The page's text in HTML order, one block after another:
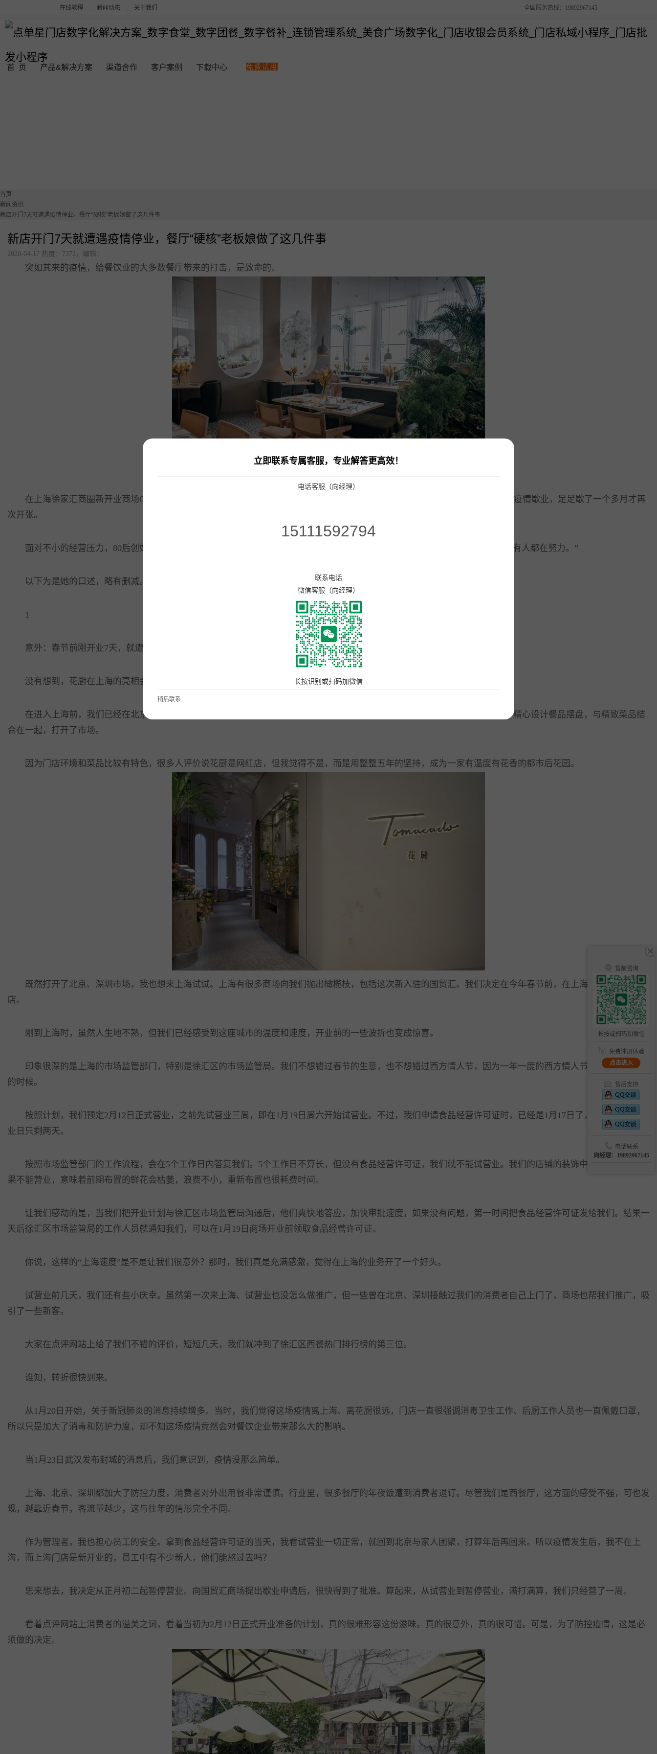
在线教程 新闻动态 关于我们 全国服务热线：19892967145
首 页 产品&解决方案
餐饮门店收银管理系统
更多解决方案
连锁品牌数字化平台解决
智慧城管执法静态停车管
待办通——会议360度通知
门店收银机 10.1寸高清屏点单平板 打印机 扫码枪 58小票打印纸 服务市场 更多产品
开店咨询：19892967145 商家服务：19892967145
渠道合作 客户案例 下载中心 免费试用
首页
新闻资讯
新店开门7天就遭遇疫情停业，餐厅“硬核”老板娘做了这几件事
新店开门7天就遭遇疫情停业，餐厅“硬核”老板娘做了这几件事
2020-04-17 热度：7372，编辑：
突如其来的疫情，给餐饮业的大多数餐厅带来的打击，是致命的。
在上海徐家汇商圈新开业商场One ITC国贸汇里，有这样一家餐饮店，春节前刚刚拿到食品经营许可证，试营业不过一周，就因疫情歇业，足足歇了一个多月才再
次开张。
面对不小的经营压力，80后创始人孔婕分享了她这些天的感悟：“有意外，有感动。虽然不知道未来什么样，但我一直知道，所有人都在努力。”
以下为是她的口述，略有删减。
1
意外：春节前刚开业7天，就遭遇疫情停业
没有想到，花厨在上海的亮相会是这种形式。这么说，是因为来上海后，惊喜和意外夹杂在一起。
在进入上海前，我们已经在北京、深圳开了5家连锁店。自从2015年在北京起步，我们主攻创意西式料理，运用大量花艺布置，精心设计餐品摆盘，与精致菜品结
合在一起，打开了市场。
因为门店环境和菜品比较有特色，很多人评价说花厨是网红店，但我觉得不是，而是用整整五年的坚持，成为一家有温度有花香的都市后花园。
既然打开了北京、深圳市场，我也想来上海试试。上海有很多商场向我们抛出橄榄枝，包括这次新入驻的国贸汇。我们决定在今年春节前，在上海开出第一家门
店。
刚到上海时，虽然人生地不熟，但我们已经感受到这座城市的温度和速度，开业前的一些波折也变成惊喜。
印象很深的是上海的市场监管部门，特别是徐汇区的市场监管局。我们不想错过春节的生意，也不想错过西方情人节，因为一年一度的西方情人节是我们生意最好
的时候。
按照计划，我们预定2月12日正式营业，之前先试营业三周，即在1月19日周六开始试营业。不过，我们申请食品经营许可证时，已经是1月17日了，离预定的试营
业日只剩两天。
按照市场监管部门的工作流程，会在5个工作日内答复我们。5个工作日不算长，但没有食品经营许可证，我们就不能试营业。我们的店铺的装饰中有很多鲜花，如
果不能营业，意味着前期布置的鲜花会枯萎，浪费不小，重新布置也很耗费时间。
让我们感动的是，当我们把开业计划与徐汇区市场监管局沟通后，他们爽快地答应，加快审批速度，如果没有问题，第一时间把食品经营许可证发给我们。结果一
天后徐汇区市场监管局的工作人员就通知我们，可以在1月19日商场开业前领取食品经营许可证。
你说，这样的“上海速度”是不是让我们很意外？那时，我们真是充满感激，觉得在上海的业务开了一个好头。
试营业前几天，我们还有些小庆幸。虽然第一次来上海、试营业也没怎么做推广，但一些曾在北京、深圳接触过我们的消费者自己上门了，商场也帮我们推广，吸
引了一些新客。
大家在点评网站上给了我们不错的评价，短短几天，我们就冲到了徐汇区西餐热门排行榜的第三位。
谁知，转折很快到来。
从1月20日开始，关于新冠肺炎的消息持续增多。当时，我们觉得这场疫情离上海、离花厨很远，门店一直很强调消毒卫生工作、后厨工作人员也一直佩戴口罩，
所以只是加大了消毒和防护力度，却不知这场疫情竟然会对餐饮企业带来那么大的影响。
当1月23日武汉发布封城的消息后，我们意识到，疫情没那么简单。
上海、北京、深圳都加大了防控力度，消费者对外出用餐非常谨慎。行业里，很多餐厅的年夜饭遭到消费者退订。尽管我们是西餐厅，这方面的感受不强，可也发
现，越靠近春节，客流量越少，这与往年的情形完全不同。
作为管理者，我也担心员工的安全。拿到食品经营许可证的当天，我看试营业一切正常，就回到北京与家人团聚，打算年后再回来。所以疫情发生后，我不在上
海，而上海门店是新开业的，员工中有不少新人，他们能熬过去吗？
思来想去，我决定从正月初二起暂停营业。向国贸汇商场提出歇业申请后，很快得到了批准。算起来，从试营业到暂停营业，满打满算，我们只经营了一周。
看着点评网站上消费者的溢美之词，看着当初为2月12日正式开业准备的计划，真的很难形容这份滋味。真的很意外，真的很可惜。可是，为了防控疫情，这是必
须做的决定。
售前咨询
长按或扫码加微信
免费注册体验
点击进入
售后支持
电话联系
向经理：19892967145
立即联系专属客服，专业解答更高效！
电话客服（向经理）
15111592794
联系电话
微信客服（向经理）
长按识别或扫码加微信
稍后联系